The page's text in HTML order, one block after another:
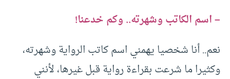
– اسم الكاتب وشهرته.. وكم خدعنا!
نعم.. أنا شخصيا يهمني اسم كاتب الرواية وشهرته،
وكثيرا ما شرعت بقراءة رواية قبل غيرها، لأنني